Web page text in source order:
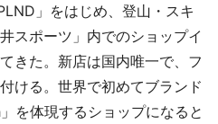
」をはじめ、登山・スキ
スポーツ」内でのショップイ
きた。新店は国内唯一で、フ
ける。世界で初めてブランド
を体現するショップになると